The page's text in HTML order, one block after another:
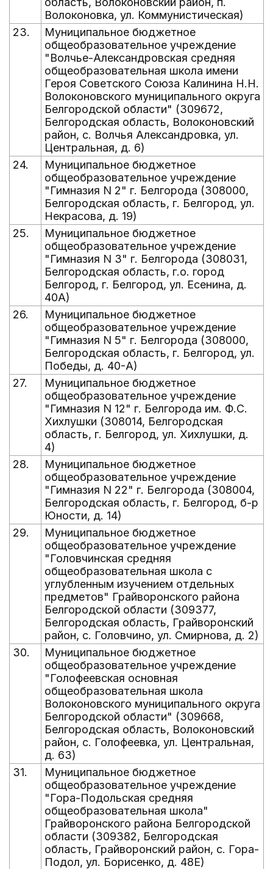
Волоконовка, ул. Коммунистическая)
23.
Муниципальное бюджетное
общеобразовательное учреждение
"Волчье-Александровская средняя
общеобразовательная школа имени
Героя Советского Союза Калинина Н.Н.
Волоконовского муниципального округа
Белгородской области" (309672,
Белгородская область, Волоконовский
район, с. Волчья Александровка, ул.
Центральная, д. 6)
24.
Муниципальное бюджетное
общеобразовательное учреждение
"Гимназия N 2" г. Белгорода (308000,
Белгородская область, г. Белгород, ул.
Некрасова, д. 19)
25.
Муниципальное бюджетное
общеобразовательное учреждение
"Гимназия N 3" г. Белгорода (308031,
Белгородская область, г.о. город
Белгород, г. Белгород, ул. Есенина, д.
40А)
26.
Муниципальное бюджетное
общеобразовательное учреждение
"Гимназия N 5" г. Белгорода (308000,
Белгородская область, г. Белгород, ул.
Победы, д. 40-А)
27.
Муниципальное бюджетное
общеобразовательное учреждение
"Гимназия N 12" г. Белгорода им. Ф.С.
Хихлушки (308014, Белгородская
область, г. Белгород, ул. Хихлушки, д.
4)
28.
Муниципальное бюджетное
общеобразовательное учреждение
"Гимназия N 22" г. Белгорода (308004,
Белгородская область, г. Белгород, б-р
Юности, д. 14)
29.
Муниципальное бюджетное
общеобразовательное учреждение
"Головчинская средняя
общеобразовательная школа с
углубленным изучением отдельных
предметов" Грайворонского района
Белгородской области (309377,
Белгородская область, Грайворонский
район, с. Головчино, ул. Смирнова, д. 2)
30.
Муниципальное бюджетное
общеобразовательное учреждение
"Голофеевская основная
общеобразовательная школа
Волоконовского муниципального округа
Белгородской области" (309668,
Белгородская область, Волоконовский
район, с. Голофеевка, ул. Центральная,
д. 63)
31.
Муниципальное бюджетное
общеобразовательное учреждение
"Гора-Подольская средняя
общеобразовательная школа"
Грайворонского района Белгородской
области (309382, Белгородская
область, Грайворонский район, с. Гора-
Подол, ул. Борисенко, д. 48Е)